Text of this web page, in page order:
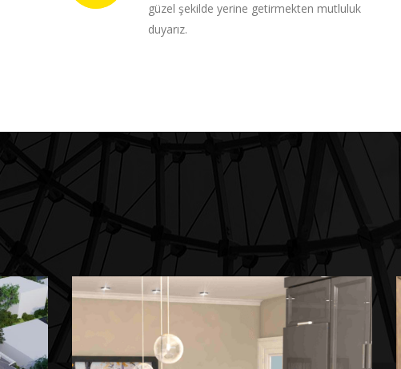
güzel şekilde yerine getirmekten mutluluk
duyarız.